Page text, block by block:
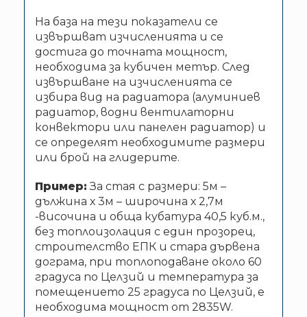
На база на тези показатели се
извършват изчисленията и се
достига до точната мощност,
необходима за кубичен метър. След
извършване на изчисленията се
избира вид на радиатора (алуминиев
радиатор, водни вентилаторни
конвектори или панелен радиатор) и
се определят необходимите размери
или брой на глидерите.
Пример: За стая с размери: 5м –
дължина х 3м – широчина х 2,7м
-височина и обща кубатура 40,5 куб.м.,
без топлоизолация с един прозорец,
строителство ЕПК и стара дървена
дограма, при топлоподаване около 60
градуса по Целзий и температура за
помещението 25 градуса по Целзий, е
необходима мощност от 2835W.